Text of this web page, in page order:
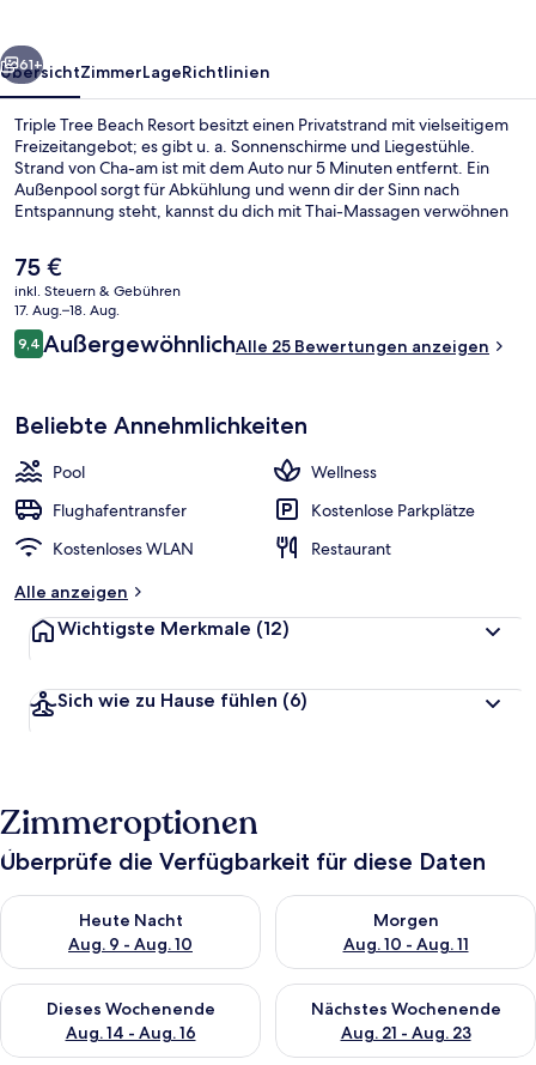
Weiter
61+
ÜbersichtZimmerLageRichtlinien
Triple Tree Beach Resort besitzt einen Privatstrand mit vielseitigem
Freizeitangebot; es gibt u. a. Sonnenschirme und Liegestühle.
Strand von Cha-am ist mit dem Auto nur 5 Minuten entfernt. Ein
Außenpool sorgt für Abkühlung und wenn dir der Sinn nach
Entspannung steht, kannst du dich mit Thai-Massagen verwöhnen
Küche spezialisiert und serviert Mittagessen und Abendessen. Eine
Bar/Lounge, Fitnessmöglichkeiten und ein Kinderbecken sind
weitere Highlights.
Der
aktuelle
Preis
beträgt
75 €.
75 €
inkl. Steuern & Gebühren
17. Aug.–18. Aug.
Bewertungen
9,49,4 von 10.
AußergewöhnlichAlle 25 Bewertungen anzeigen
Beliebte Annehmlichkeiten
Pool
Wellness
Flughafentransfer
Kostenlose Parkplätze
Kostenloses WLAN
Restaurant
Alle anzeigen
Wichtigste Merkmale (12)
Sich wie zu Hause fühlen (6)
Zimmeroptionen
Überprüfe die Verfügbarkeit für diese Daten
Heute Nacht
Aug. 9 - Aug. 10
Überprüfe die Verfügbarkeit für heute Nacht, Aug. 9 - Aug.
Morgen
Aug. 10 - Aug. 11
Überprüfe die Verfügbarkeit
Dieses Wochenende
Aug. 14 - Aug. 16
Überprüfe die Verfügbarkeit für dieses Wochenende, Aug. 14
Nächstes Wochenende
Aug. 21 - Aug. 23
Überprüfe die Verfügbarkeit